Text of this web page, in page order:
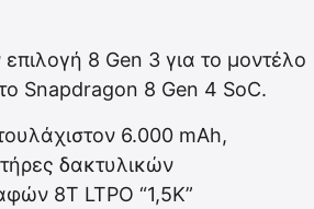
8 Gen 3 για το μοντέλο
Snapdragon 8 Gen 4 SoC.
6.000 mAh,
δακτυλικών
8T LTPO “1,5K”